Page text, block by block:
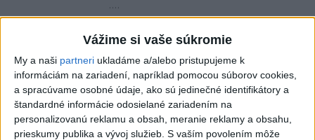
Vážime si vaše súkromie
My a naši partneri ukladáme a/alebo pristupujeme k
informáciám na zariadení, napríklad pomocou súborov cookies,
a spracúvame osobné údaje, ako sú jedinečné identifikátory a
štandardné informácie odosielané zariadením na
personalizovanú reklamu a obsah, meranie reklamy a obsahu,
prieskumy publika a vývoj služieb. S vaším povolením môže
....
....
....
Práve teraz